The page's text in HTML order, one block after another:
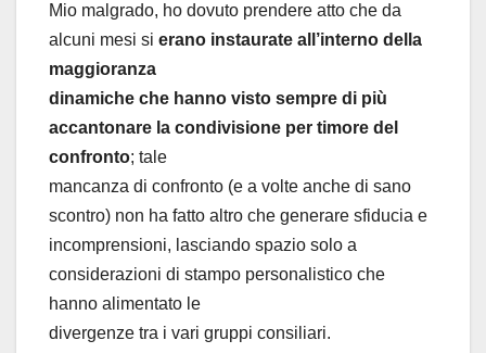
Mio malgrado, ho dovuto prendere atto che da
alcuni mesi si erano instaurate all’interno della
maggioranza
dinamiche che hanno visto sempre di più
accantonare la condivisione per timore del
confronto; tale
mancanza di confronto (e a volte anche di sano
scontro) non ha fatto altro che generare sfiducia e
incomprensioni, lasciando spazio solo a
considerazioni di stampo personalistico che
hanno alimentato le
divergenze tra i vari gruppi consiliari.